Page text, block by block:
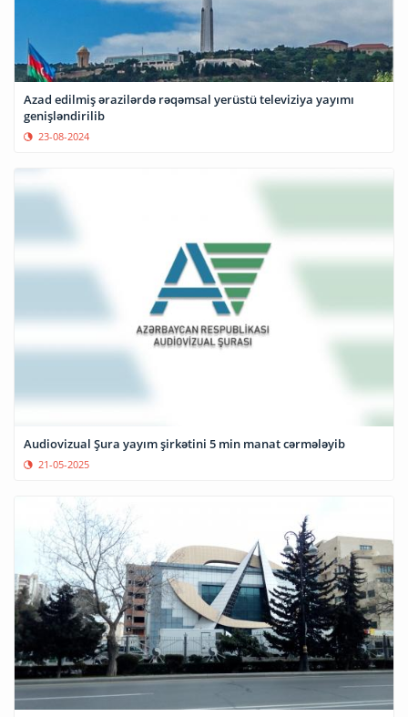
Azad edilmiş ərazilərdə rəqəmsal yerüstü televiziya yayımı
genişləndirilib
23-08-2024
Audiovizual Şura yayım şirkətini 5 min manat cərmələyib
21-05-2025